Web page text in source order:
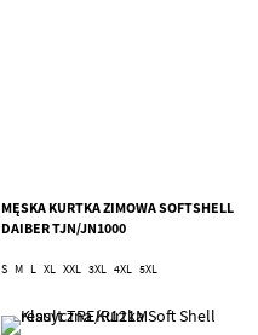
MĘSKA KURTKA ZIMOWA SOFTSHELL
DAIBER TJN/JN1000
S M L XL XXL 3XL 4XL 5XL